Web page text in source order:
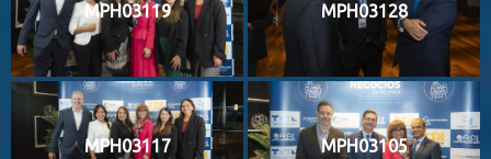
MPH03119 MPH03128
MPH03117 MPH03105